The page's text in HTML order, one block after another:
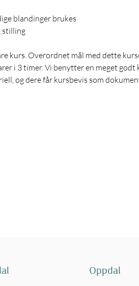
blandinger brukes
stilling
kurs. Overordnet mål med dette
i 3 timer. Vi benytter en meget
og dere får kursbevis som
Oppdal